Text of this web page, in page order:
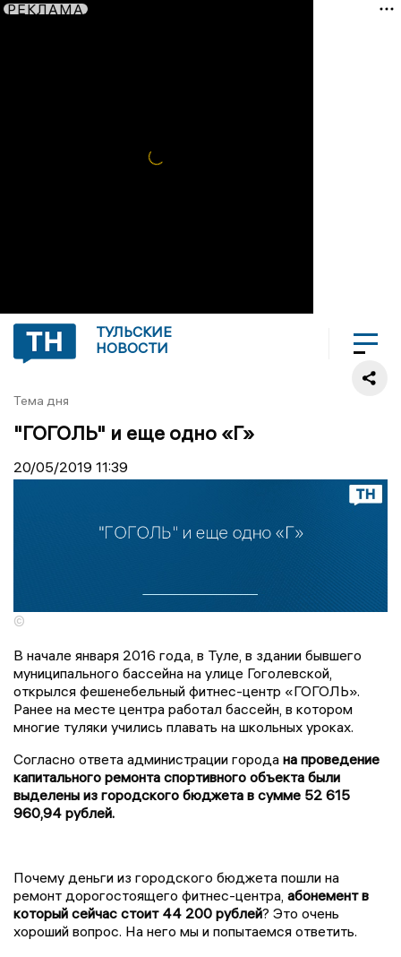
РЕКЛАМА
ТУЛЬСКИЕ
НОВОСТИ
Тема дня
"ГОГОЛЬ" и еще одно «Г»
20/05/2019 11:39
©
В начале января 2016 года, в Туле, в здании бывшего
муниципального бассейна на улице Гоголевской,
открылся фешенебельный фитнес-центр «ГОГОЛЬ».
Ранее на месте центра работал бассейн, в котором
многие туляки учились плавать на школьных уроках.
Согласно ответа администрации города на проведение
капитального ремонта спортивного объекта были
выделены из городского бюджета в сумме 52 615
960,94 рублей.
Почему деньги из городского бюджета пошли на
ремонт дорогостоящего фитнес-центра, абонемент в
который сейчас стоит 44 200 рублей? Это очень
хороший вопрос. На него мы и попытаемся ответить.